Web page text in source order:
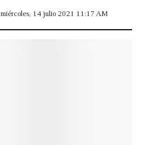
miércoles, 14 julio 2021 11:17 AM